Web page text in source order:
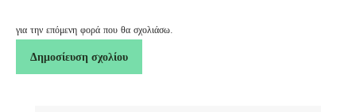
για την επόμενη φορά που θα σχολιάσω.